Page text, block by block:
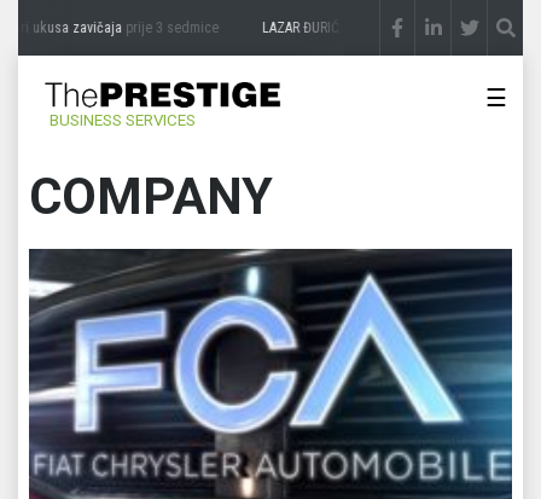
zavičajaprije 3 sedmice LAZAR ĐURIĆ: Promocija potencijal pretvara u
BUSINESS SERVICES
☰
COMPANY